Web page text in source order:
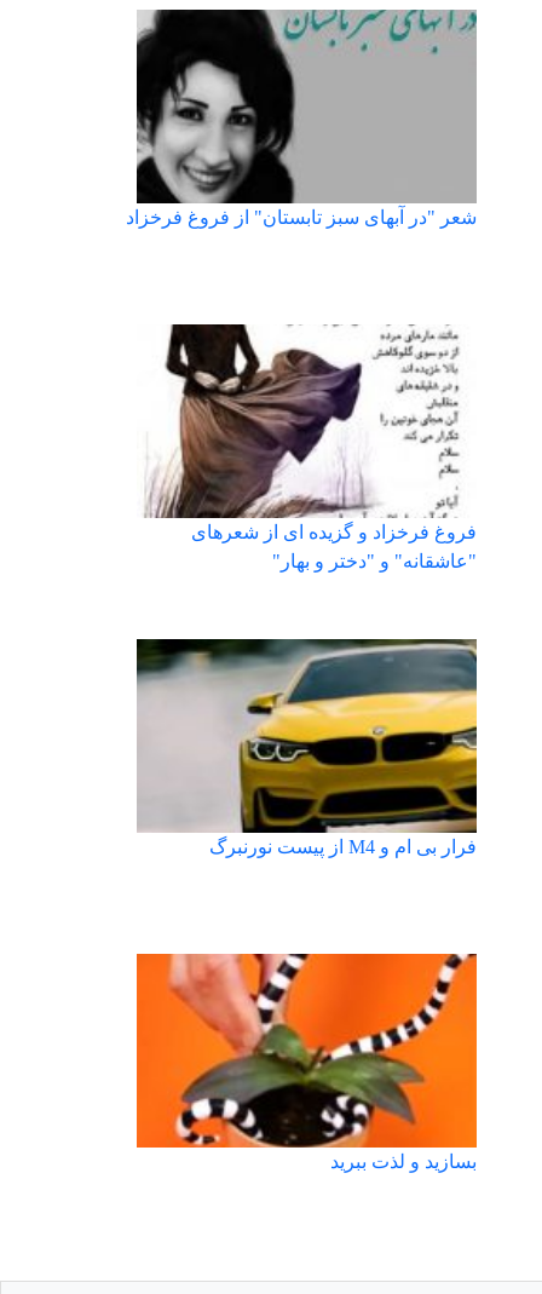
شعر "در آبهای سبز تابستان" از فروغ فرخزاد
فروغ فرخزاد و گزیده ای از شعرهای
"عاشقانه" و "دختر و بهار"
فرار بی ام و M4 از پیست نورنبرگ
بسازید و لذت ببرید